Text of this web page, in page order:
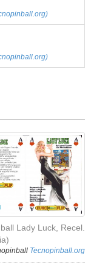
Lady Luck, Recel.
Tecnopinball.org